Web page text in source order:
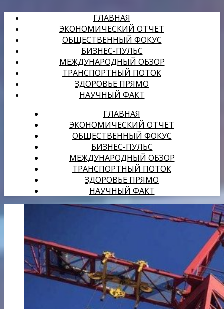
ГЛАВНАЯ
ЭКОНОМИЧЕСКИЙ ОТЧЕТ
ОБЩЕСТВЕННЫЙ ФОКУС
БИЗНЕС-ПУЛЬС
МЕЖДУНАРОДНЫЙ ОБЗОР
ТРАНСПОРТНЫЙ ПОТОК
ЗДОРОВЬЕ ПРЯМО
НАУЧНЫЙ ФАКТ
ГЛАВНАЯ
ЭКОНОМИЧЕСКИЙ ОТЧЕТ
ОБЩЕСТВЕННЫЙ ФОКУС
БИЗНЕС-ПУЛЬС
МЕЖДУНАРОДНЫЙ ОБЗОР
ТРАНСПОРТНЫЙ ПОТОК
ЗДОРОВЬЕ ПРЯМО
НАУЧНЫЙ ФАКТ